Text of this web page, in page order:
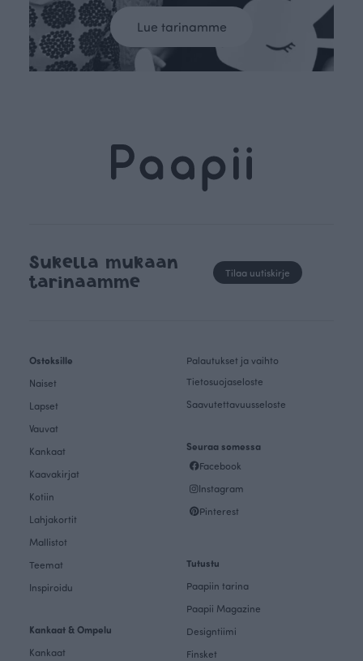
Lue tarinamme
Sukella mukaan
tarinaamme
Tilaa uutiskirje
Ostoksille
Naiset
Lapset
Vauvat
Kankaat
Kaavakirjat
Kotiin
Lahjakortit
Mallistot
Teemat
Inspiroidu
Kankaat & Ompelu
Kankaat
Palautukset ja vaihto
Tietosuojaseloste
Saavutettavuusseloste
Seuraa somessa
Facebook
Instagram
Pinterest
Tutustu
Paapiin tarina
Paapii Magazine
Designtiimi
Finsket